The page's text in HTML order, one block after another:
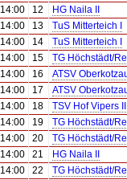
14:00 12
HG Naila II
14:00 13
TuS Mitterteich I
14:00 14
TuS Mitterteich I
14:00 15
TG Höchstädt/
14:00 16
ATSV
14:00 17
ATSV
14:00 18
TSV Hof Vipers II
14:00 19
TG Höchstädt/
14:00 20
TG Höchstädt/
14:00 21
HG Naila II
14:00 22
TG Höchstädt/